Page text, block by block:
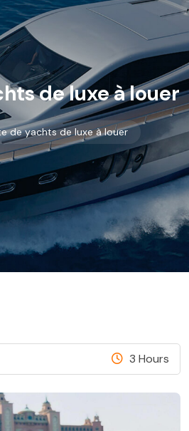
de luxe à louer
de yachts de luxe à louer
3 Hours